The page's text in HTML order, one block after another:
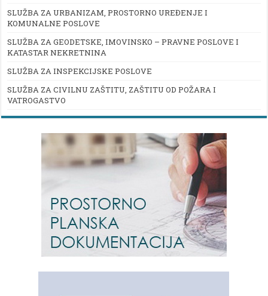
SLUŽBA ZA URBANIZAM, PROSTORNO UREĐENJE I
KOMUNALNE POSLOVE
SLUŽBA ZA GEODETSKE, IMOVINSKO – PRAVNE POSLOVE I
KATASTAR NEKRETNINA
SLUŽBA ZA INSPEKCIJSKE POSLOVE
SLUŽBA ZA CIVILNU ZAŠTITU, ZAŠTITU OD POŽARA I
VATROGASTVO